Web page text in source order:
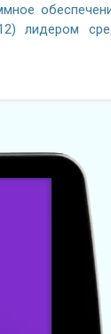
лидером